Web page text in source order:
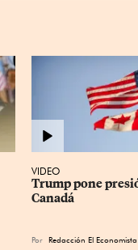
VIDEO
Trump pone
Canadá
Por Redacción El Economista